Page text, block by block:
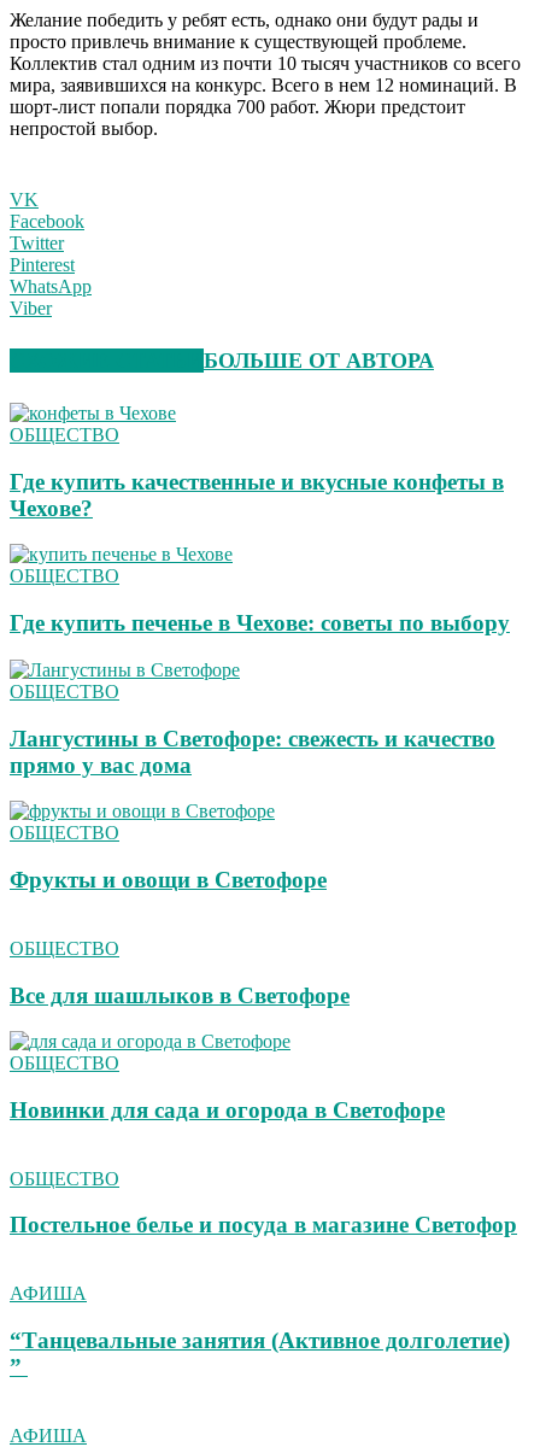
Желание победить у ребят есть, однако они будут рады и
просто привлечь внимание к существующей проблеме.
Коллектив стал одним из почти 10 тысяч участников со всего
мира, заявившихся на конкурс. Всего в нем 12 номинаций. В
шорт-лист попали порядка 700 работ. Жюри предстоит
непростой выбор.
VK
Facebook
Twitter
Pinterest
WhatsApp
Viber
БОЛЬШЕ ОТ АВТОРА
ОБЩЕСТВО
Где купить качественные и вкусные конфеты в
Чехове?
ОБЩЕСТВО
Где купить печенье в Чехове: советы по выбору
ОБЩЕСТВО
Лангустины в Светофоре: свежесть и качество
прямо у вас дома
ОБЩЕСТВО
Фрукты и овощи в Светофоре
ОБЩЕСТВО
Все для шашлыков в Светофоре
ОБЩЕСТВО
Новинки для сада и огорода в Светофоре
ОБЩЕСТВО
Постельное белье и посуда в магазине Светофор
АФИША
“Танцевальные занятия (Активное долголетие)
”
АФИША